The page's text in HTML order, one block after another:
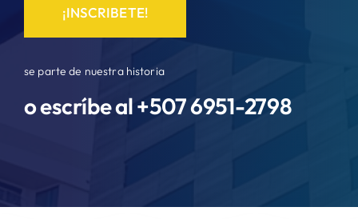
¡INSCRIBETE!
se parte de nuestra historia
o escríbe al +5076951-2798